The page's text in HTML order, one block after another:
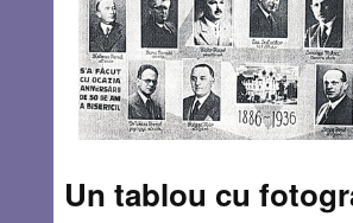
Un tablou cu